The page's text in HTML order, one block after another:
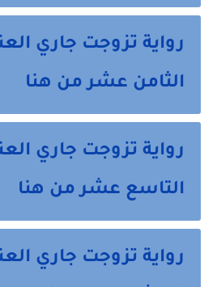
رواية تزوجت جاري
الثامن عشر من هنا
رواية تزوجت جاري
التاسع عشر من هنا
رواية تزوجت جاري